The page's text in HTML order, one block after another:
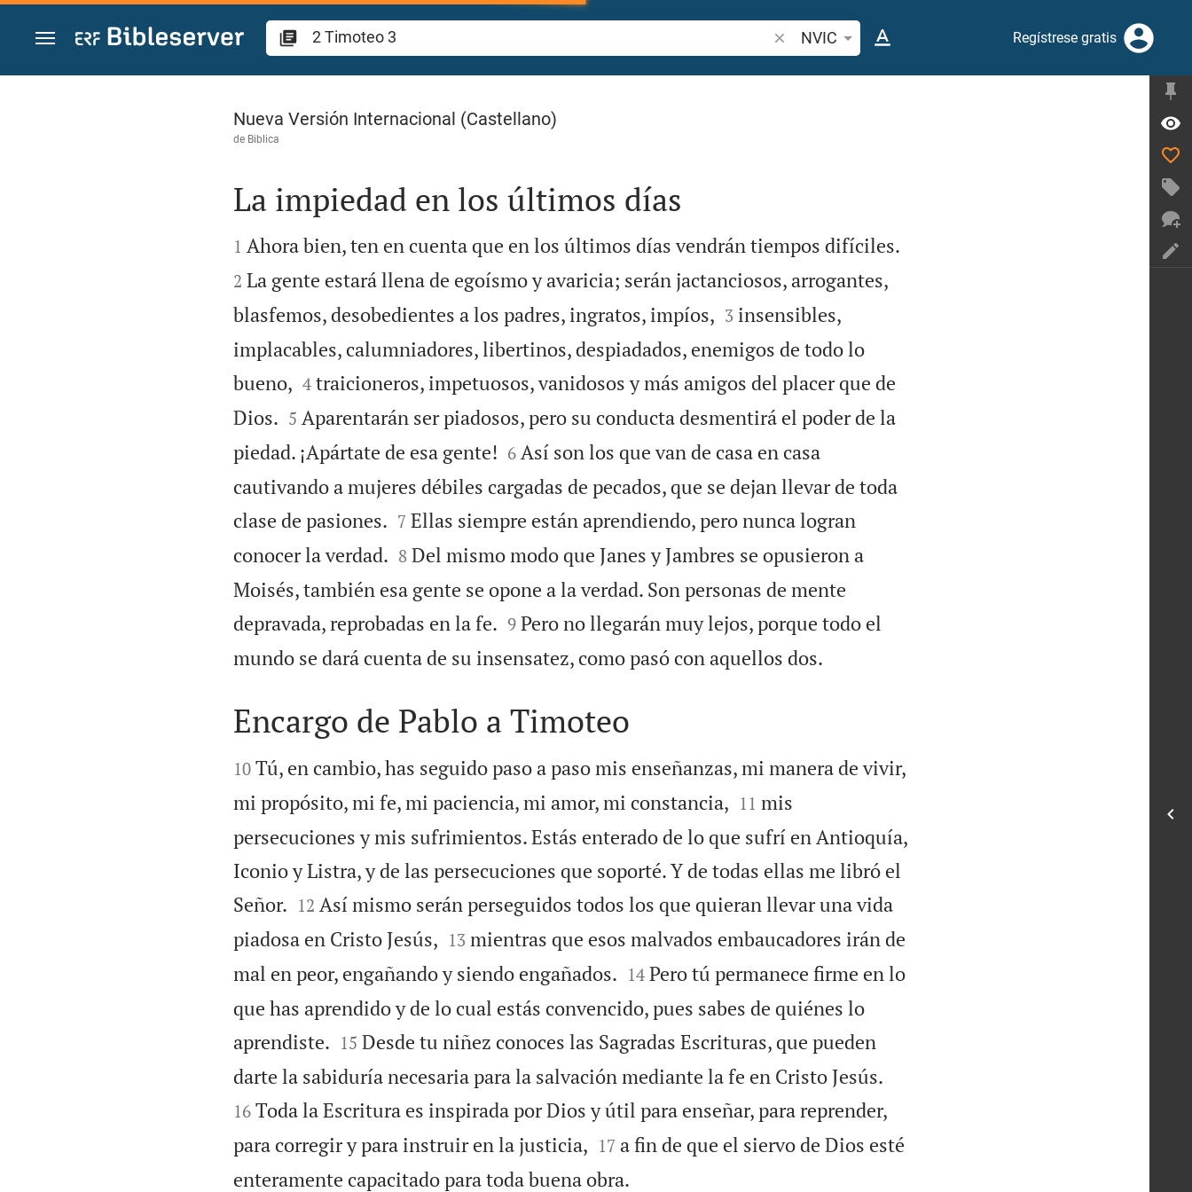
Ir a un contenido
Buscar versículo bíblico o palabra
NVIC Regístrese gratis
2 Timoteo 3
Nueva Versión Internacional (Castellano)
de Biblica

La impiedad en los últimos días

1 Ahora bien, ten en cuenta que en los últimos días vendrán tiempos difíciles.
2 La gente estará llena de egoísmo y avaricia; serán jactanciosos, arrogantes,
blasfemos, desobedientes a los padres, ingratos, impíos,
3 insensibles,
implacables, calumniadores, libertinos, despiadados, enemigos de todo lo
bueno,
4 traicioneros, impetuosos, vanidosos y más amigos del placer que de
Dios.
5 Aparentarán ser piadosos, pero su conducta desmentirá el poder de la
piedad. ¡Apártate de esa gente!
6 Así son los que van de casa en casa
cautivando a mujeres débiles cargadas de pecados, que se dejan llevar de toda
clase de pasiones.
7 Ellas siempre están aprendiendo, pero nunca logran
conocer la verdad.
8 Del mismo modo que Janes y Jambres se opusieron a
Moisés, también esa gente se opone a la verdad. Son personas de mente
depravada, reprobadas en la fe.
9 Pero no llegarán muy lejos, porque todo el
mundo se dará cuenta de su insensatez, como pasó con aquellos dos.

Encargo de Pablo a Timoteo

10 Tú, en cambio, has seguido paso a paso mis enseñanzas, mi manera de vivir,
mi propósito, mi fe, mi paciencia, mi amor, mi constancia, 

11 mis
persecuciones y mis sufrimientos. Estás enterado de lo que sufrí en Antioquía,
Iconio y Listra, y de las persecuciones que soporté. Y de todas ellas me libró el
Señor.
12 Así mismo serán perseguidos todos los que quieran llevar una vida
piadosa en Cristo Jesús, 

13 mientras que esos malvados embaucadores irán de
mal en peor, engañando y siendo engañados.
14 Pero tú permanece firme en lo
que has aprendido y de lo cual estás convencido, pues sabes de quiénes lo
aprendiste.
15 Desde tu niñez conoces las Sagradas Escrituras, que pueden
darte la sabiduría necesaria para la salvación mediante la fe en Cristo Jesús.
16 Toda la Escritura es inspirada por Dios y útil para enseñar, para reprender,
para corregir y para instruir en la justicia, 

17 a fin de que el siervo de Dios esté
enteramente capacitado para toda buena obra.